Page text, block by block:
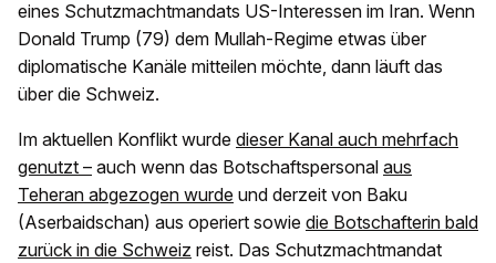
eines Schutzmachtmandats US-Interessen im Iran. Wenn
Donald Trump (79) dem Mullah-Regime etwas über
diplomatische Kanäle mitteilen möchte, dann läuft das
über die Schweiz.
Im aktuellen Konflikt wurde dieser Kanal auch mehrfach
genutzt – auch wenn das Botschaftspersonal aus
Teheran abgezogen wurde und derzeit von Baku
(Aserbaidschan) aus operiert sowie die Botschafterin bald
zurück in die Schweiz reist. Das Schutzmachtmandat